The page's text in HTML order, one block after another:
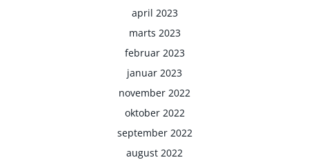
april 2023
marts 2023
februar 2023
januar 2023
november 2022
oktober 2022
september 2022
august 2022